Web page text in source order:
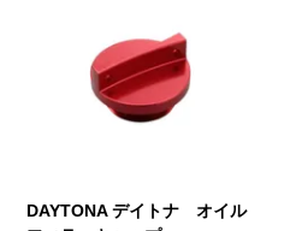
DAYTONA デイトナ オイル